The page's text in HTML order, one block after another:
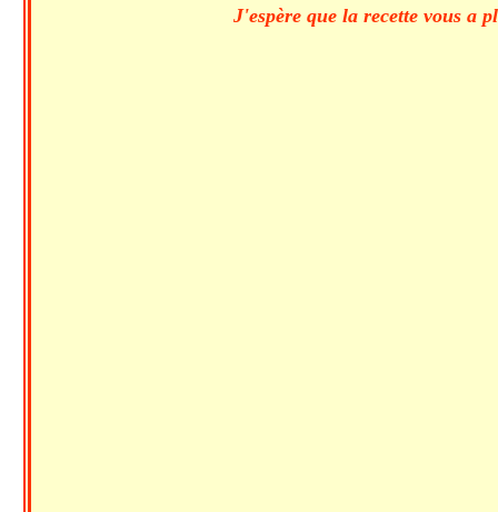
J'espère que la recette vous a